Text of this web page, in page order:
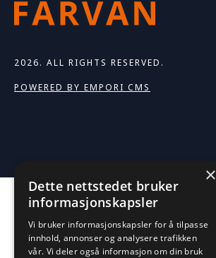
2026. ALL RIGHTS RESERVED.
POWERED BY EMPORI CMS
×
Dette nettstedet bruker
informasjonskapsler
Vi bruker informasjonskapsler for å tilpasse
innhold, annonser og analysere trafikken
vår. Vi deler også informasjon om din bruk